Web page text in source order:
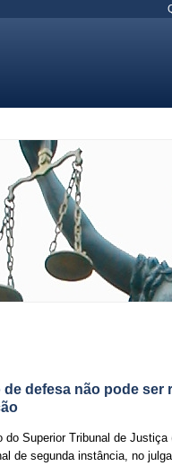
de defesa não pode
do Superior Tribunal de
de segunda instância, no